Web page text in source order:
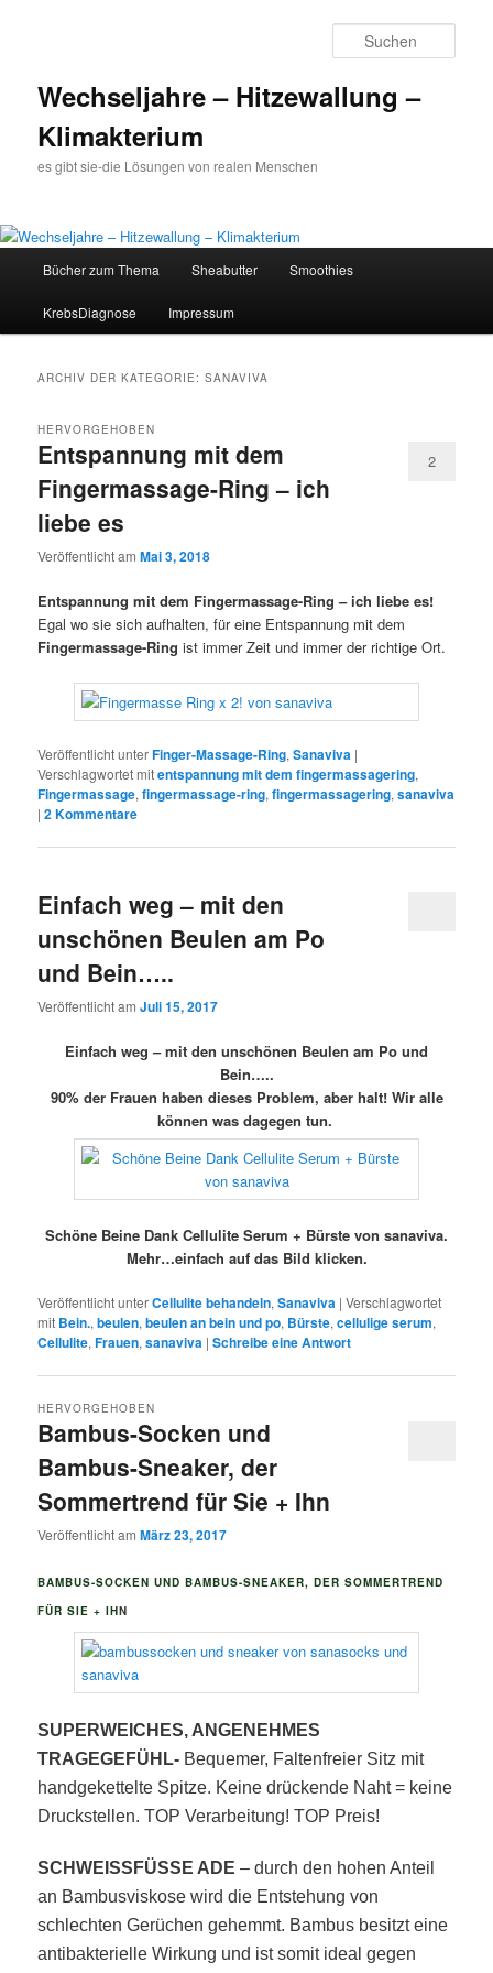
Wechseljahre – Hitzewallung –
Klimakterium
es gibt sie-die Lösungen von realen Menschen
Zum
Inhalt
Zum
sekundären
Bücher zum Thema Sheabutter Smoothies
KrebsDiagnose Impressum
ARCHIV DER KATEGORIE:SANAVIVA
Entspannung mit dem
Fingermassage-Ring – ich
liebe es
HERVORGEHOBEN
Veröffentlicht amMai 3, 2018
2
Entspannung mit dem Fingermassage-Ring – ich liebe es!
Egal wo sie sich aufhalten, für eine Entspannung mit dem
Fingermassage-Ring ist immer Zeit und immer der richtige Ort.
Veröffentlicht unterFinger-Massage-Ring,Sanaviva |
Verschlagwortet mitentspannung mit dem fingermassagering,
Fingermassage,fingermassage-ring,fingermassagering,sanaviva
|2Kommentare
Einfach weg – mit den
unschönen Beulen am Po
und Bein…..
Veröffentlicht amJuli 15, 2017
Einfach weg – mit den unschönen Beulen am Po und
Bein…..
90% der Frauen haben dieses Problem, aber halt! Wir alle
können was dagegen tun.
Schöne Beine Dank Cellulite Serum + Bürste von sanaviva.
Mehr…einfach auf das Bild klicken.
Veröffentlicht unterCellulite behandeln,Sanaviva |Verschlagwortet
mit Bein.,beulen,beulen an bein und po, Bürste,cellulige serum,
Cellulite,Frauen,sanaviva |Schreibe eine Antwort
Bambus-Socken und
Bambus-Sneaker, der
Sommertrend für Sie + Ihn
HERVORGEHOBEN
Veröffentlicht amMärz 23, 2017
BAMBUS-SOCKEN UND BAMBUS-SNEAKER, DER SOMMERTREND
FÜR SIE + IHN
SUPERWEICHES, ANGENEHMES
TRAGEGEFÜHL- Bequemer, Faltenfreier Sitz mit
handgekettelte Spitze. Keine drückende Naht = keine
Druckstellen. TOP Verarbeitung!TOP Preis!
SCHWEISSFÜSSE ADE – durch den hohen Anteil
an Bambusviskose wird die Entstehung von
schlechten Gerüchen gehemmt. Bambus besitzt eine
antibakterielle Wirkung und ist somit ideal gegen